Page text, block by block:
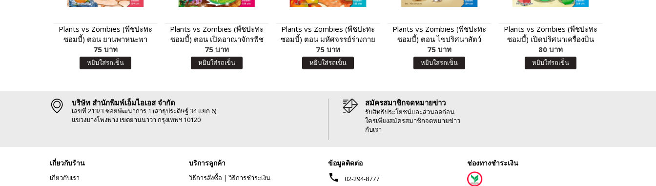
Plants vs Zombies (พืชปะทะ
ซอมบี้) ตอน ยานพาหนะพา
ตะลุย เมืองมหาสนุก
75 บาท
หยิบใส่รถเข็น
Plants vs Zombies (พืชปะทะ
ซอมบี้) ตอน เปิดอาณาจักรพืช
พรรณ และเหล่านกเจ้าเวหา
75 บาท
หยิบใส่รถเข็น
Plants vs Zombies (พืชปะทะ
ซอมบี้) ตอน มหัศจรรย์ร่างกาย
ของเรา และโภชนาการน่ารู้
75 บาท
หยิบใส่รถเข็น
Plants vs Zombies (พืชปะทะ
ซอมบี้) ตอน ไขปริศนาสัตว์
โลกน่ารู้
75 บาท
หยิบใส่รถเข็น
Plants vs Zombies (พืชปะทะ
ซอมบี้) เปิดปริศนาเครื่องบิน
และการโดยสารอย่างปลอดภัย
80 บาท
หยิบใส่รถเข็น
บริษัท สำนักพิมพ์เอ็มไอเอส จำกัด
เลขที่ 213/3 ซอยพัฒนาการ 1 (สาธุประดิษฐ์ 34 แยก 6)
แขวงบางโพงพาง เขตยานนาวา กรุงเทพฯ 10120
สมัครสมาชิกจดหมายข่าว
รับสิทธิประโยชน์และส่วนลดก่อน
ใครเพียงสมัครสมาชิกจดหมายข่าว
กับเรา
เกี่ยวกับร้าน
เกี่ยวกับเรา
บริการลูกค้า
วิธีการสั่งซื้อ | วิธีการชำระเงิน
ข้อมูลติดต่อ
phone 02-294-8777
ช่องทางชำระเงิน